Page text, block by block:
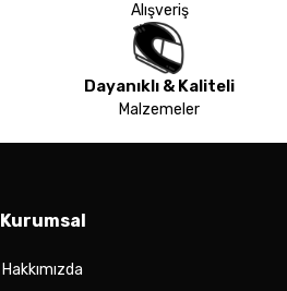
Alışveriş
Dayanıklı & Kaliteli
Malzemeler
Kurumsal
Hakkımızda